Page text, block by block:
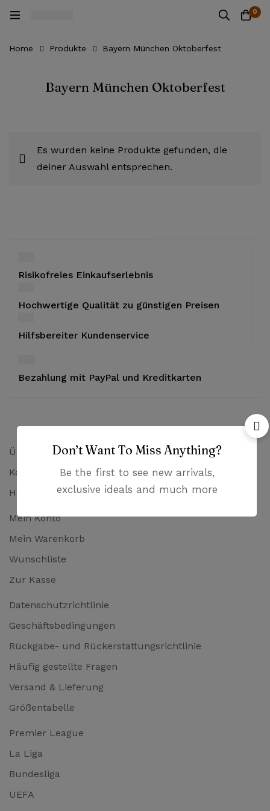
0
Home Produkte Bayern München Oktoberfest
Bayern München Oktoberfest
Es wurden keine Produkte gefunden, die
deiner Auswahl entsprechen.
Risikofreies Einkaufserlebnis
Hochwertige Qualität zu günstigen Preisen
Hilfsbereiter Kundenservice
Bezahlung mit PayPal und Kreditkarten
Über uns
Kontakt
Häufig gestellte Fragen
Mein Konto
Mein Warenkorb
Wunschliste
Zur Kasse
Datenschutzrichtlinie
Geschäftsbedingungen
Rückgabe- und Rückerstattungsrichtlinie
Häufig gestellte Fragen
Versand & Lieferung
Größentabelle
Premier League
La Liga
Bundesliga
UEFA
Don’t Want To Miss Anything?
Be the first to see new arrivals,
exclusive ideals and much more